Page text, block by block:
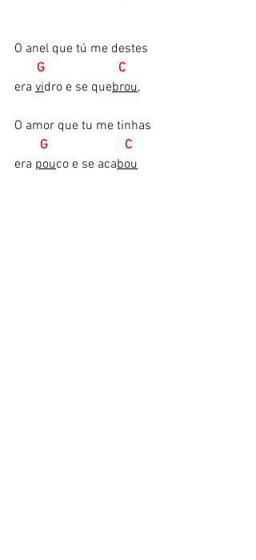
O anel que tú me destes
       G                       C
era vidro e se quebrou,
O amor que tu me tinhas
        G                        C
era pouco e se acabou